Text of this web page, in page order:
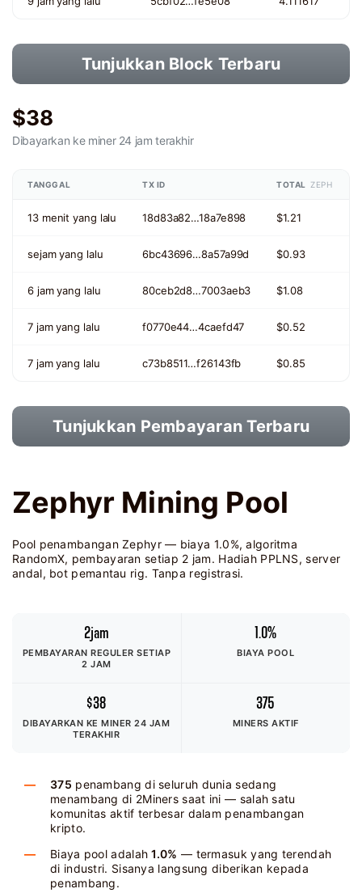
Tunjukkan Block Terbaru
$38
Dibayarkan ke miner 24 jam terakhir
TANGGAL TX ID TOTAL ZEPH
13 menit yang lalu 18d83a82…18a7e898 $1.21
sejam yang lalu 6bc43696…8a57a99d $0.93
6 jam yang lalu 80ceb2d8…7003aeb3 $1.08
7 jam yang lalu f0770e44…4caefd47 $0.52
7 jam yang lalu c73b8511…f26143fb $0.85
Tunjukkan Pembayaran Terbaru
Zephyr Mining Pool
Pool penambangan Zephyr — biaya 1.0%, algoritma
RandomX, pembayaran setiap 2 jam. Hadiah PPLNS, server
andal, bot pemantau rig. Tanpa registrasi.
2jam
PEMBAYARAN REGULER SETIAP
2 JAM
1.0%
BIAYA POOL
$38
DIBAYARKAN KE MINER24 JAM
TERAKHIR
375
MINERS AKTIF
375 penambang di seluruh dunia sedang
menambang di 2Miners saat ini — salah satu
komunitas aktif terbesar dalam penambangan
kripto.
Biaya pool adalah1.0% — termasuk yang terendah
di industri. Sisanya langsung diberikan kepada
penambang.